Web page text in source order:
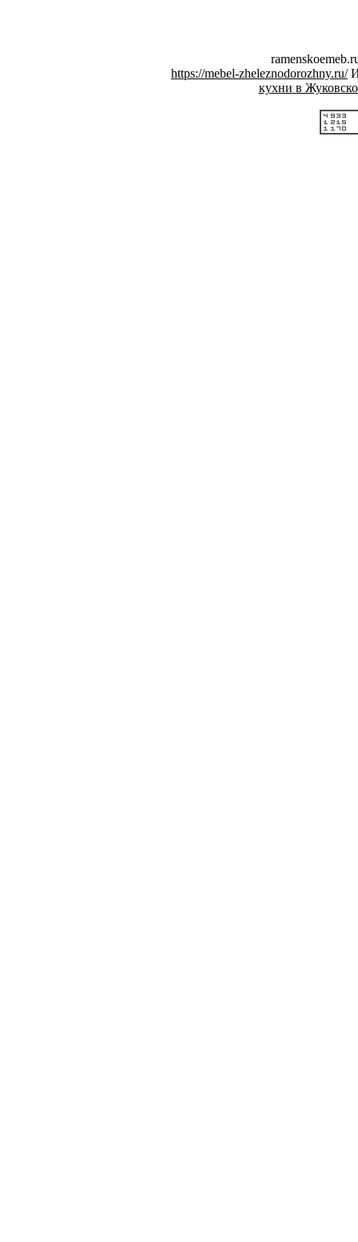
https://mebel-zheleznodorozhny.ru/
кухни в